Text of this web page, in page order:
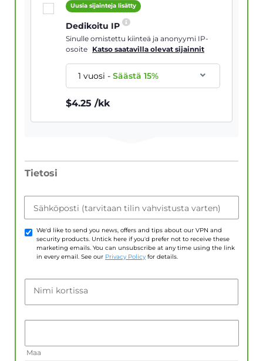
Uusia sijainteja lisätty
Dedikoitu IP
Sinulle omistettu kiinteä ja anonyymi IP-
osoite Katso saatavilla olevat sijainnit
1 vuosi-Säästä15%
$4.25 /kk
Tietosi
Sähköposti (tarvitaan tilin vahvistusta varten)
We'd like to send you news, offers and tips about our VPN and
security products. Untick here if you'd prefer not to receive these
marketing emails. You can unsubscribe at any time using the link
in every email. See our Privacy Policy for details.
Nimi kortissa
Maa